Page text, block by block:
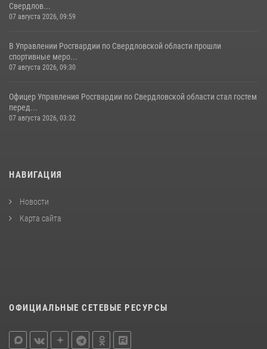
Свердлов...
07 августа 2026, 09:59
В Управлении Росгвардии по Свердловской области прошли
спортивные меро...
07 августа 2026, 09:30
Офицер Управления Росгвардии по Свердловской области стал гостем
перед...
07 августа 2026, 03:32
НАВИГАЦИЯ
Новости
Карта сайта
ОФИЦИАЛЬНЫЕ СЕТЕВЫЕ РЕСУРСЫ